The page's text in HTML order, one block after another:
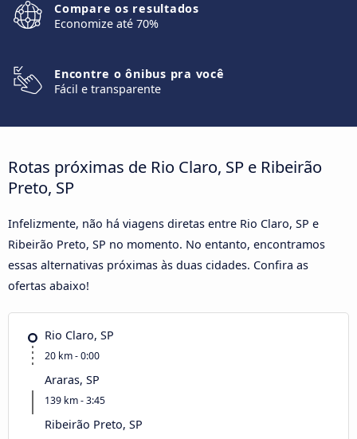
Compare os resultados
Economize até 70%
Encontre o ônibus pra você
Fácil e transparente
Rotas próximas de Rio Claro, SP e Ribeirão
Preto, SP
Infelizmente, não há viagens diretas entre Rio Claro, SP e
Ribeirão Preto, SP no momento. No entanto, encontramos
essas alternativas próximas às duas cidades. Confira as
ofertas abaixo!
Rio Claro, SP
20 km - 0:00
Araras, SP
139 km - 3:45
Ribeirão Preto, SP